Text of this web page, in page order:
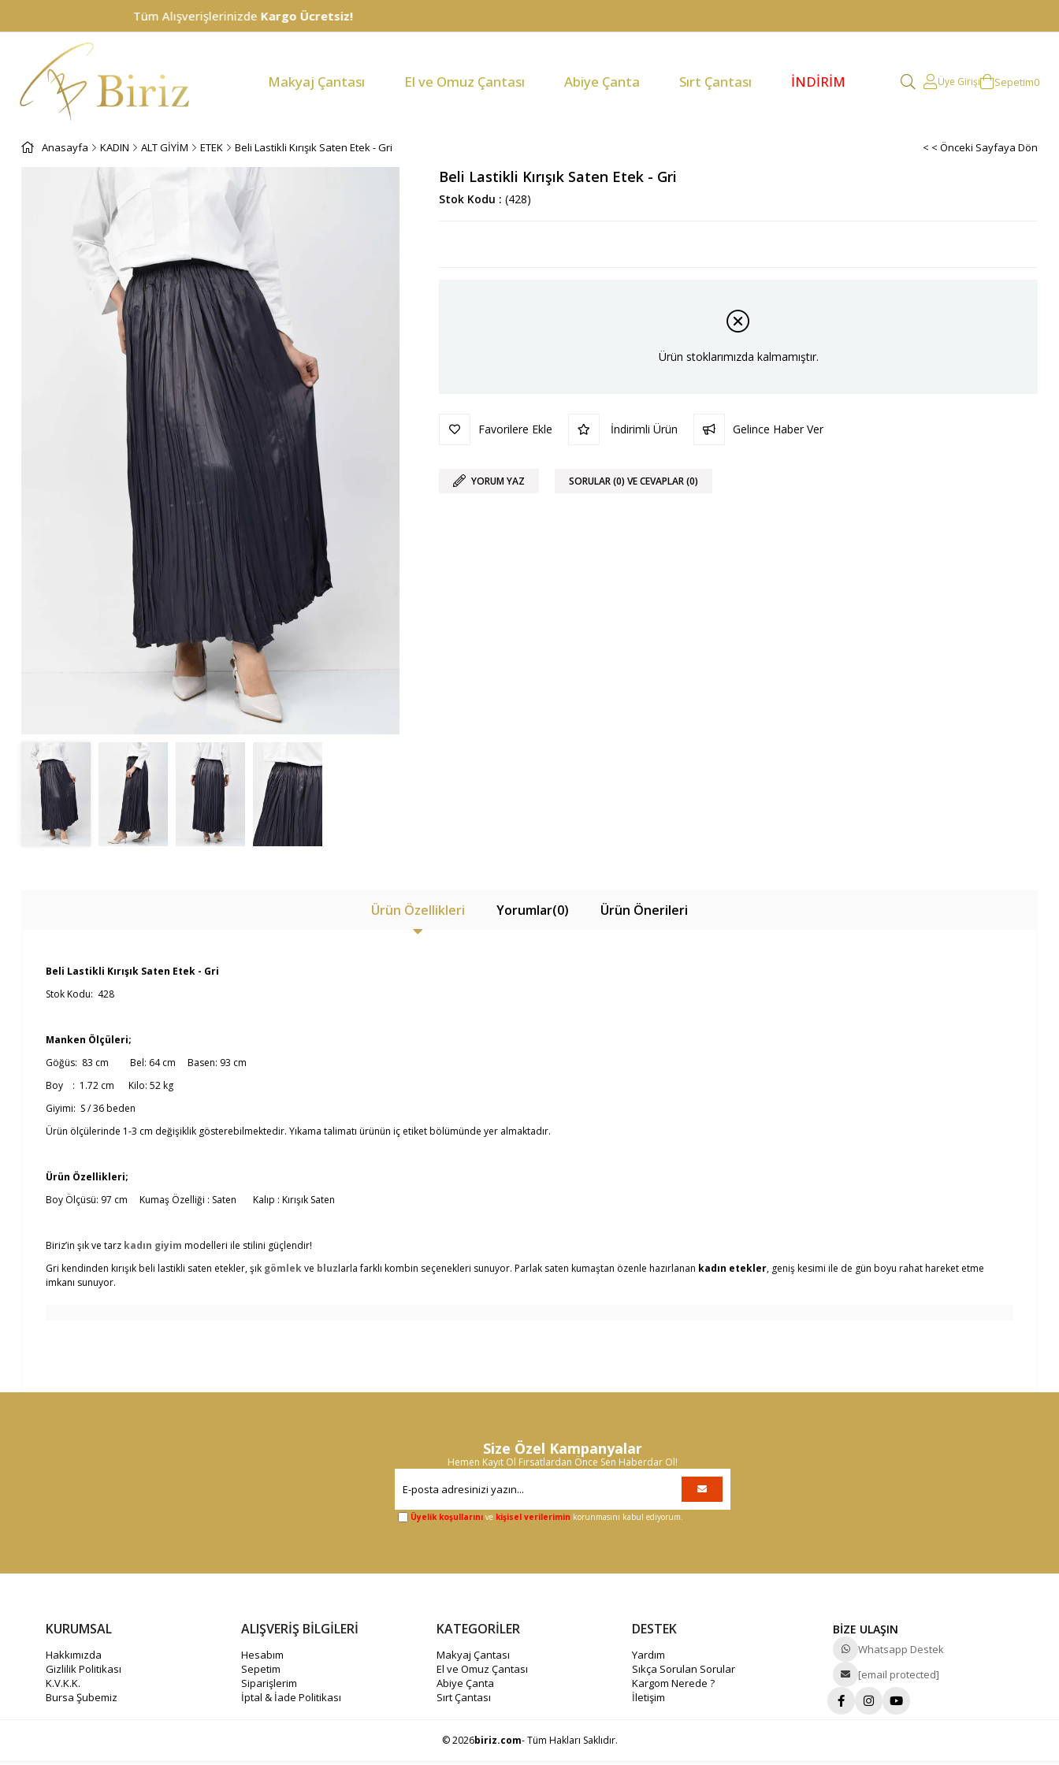
Makyaj Çantası El ve Omuz Çantası Abiye Çanta Sırt Çantası İNDİRİM Üye Girişi Sepetim0
Anasayfa KADIN ALT GİYİM ETEK Beli Lastikli Kırışık Saten Etek - Gri < < Önceki Sayfaya Dön
Beli Lastikli Kırışık Saten Etek - Gri
Stok Kodu (428)
Ürün stoklarımızda kalmamıştır.
Favorilere Ekle İndirimli Ürün Gelince Haber Ver
YORUM YAZ SORULAR (0) VE CEVAPLAR (0)
Ürün Özellikleri Yorumlar(0) Ürün Önerileri
Beli Lastikli Kırışık Saten Etek - Gri
Stok Kodu: 428
Manken Ölçüleri;
Göğüs: 83 cm Bel: 64 cm Basen: 93 cm
Boy : 1.72 cm Kilo: 52 kg
Giyimi: S / 36 beden
Ürün ölçülerinde 1-3 cm değişiklik gösterebilmektedir. Yıkama talimatı ürünün iç etiket bölümünde yer almaktadır.
Ürün Özellikleri;
Boy Ölçüsü: 97 cm Kumaş Özelliği : Saten Kalıp : Kırışık Saten
Biriz’in şık ve tarz kadın giyim modelleri ile stilini güçlendir!
Gri kendinden kırışık beli lastikli saten etekler, şık gömlekve bluzlarla farklı kombin seçenekleri sunuyor. Parlak saten kumaştan özenle hazırlanan kadın etekler, geniş kesimi ile de gün boyu rahat hareket etme
imkanı sunuyor.
Size Özel Kampanyalar
Hemen Kayıt Ol Fırsatlardan Önce Sen Haberdar Ol!
Üyelik koşullarınıve kişisel verilerimin korunmasını kabul ediyorum.
KURUMSAL
Hakkımızda
Gizlilik Politikası
K.V.K.K.
Bursa Şubemiz
ALIŞVERİŞ BİLGİLERİ
Hesabım
Sepetim
Siparişlerim
İptal & İade Politikası
KATEGORİLER
Makyaj Çantası
El ve Omuz Çantası
Abiye Çanta
Sırt Çantası
DESTEK
Yardım
Sıkça Sorulan Sorular
Kargom Nerede ?
İletişim
BİZE ULAŞIN
Whatsapp Destek
[email protected]
© 2026biriz.com- Tüm Hakları Saklıdır.
Tüm AlışverişlerinizdeKargo Ücretsiz!